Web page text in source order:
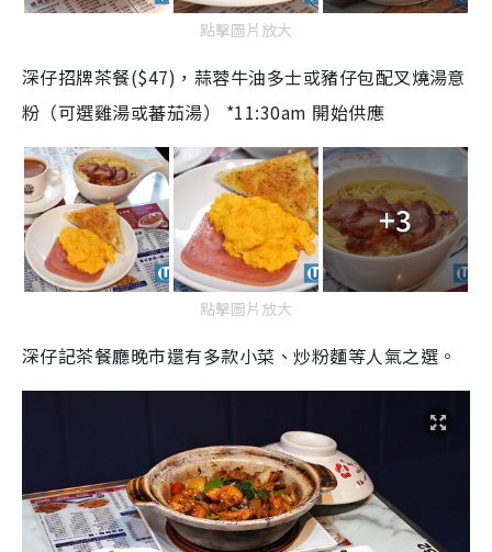
點擊圖片放大
深仔招牌茶餐($47)，蒜蓉牛油多士或豬仔包配叉燒湯意
粉（可選雞湯或蕃茄湯） *11:30am 開始供應
+3
點擊圖片放大
深仔記茶餐廳晚市還有多款小菜、炒粉麵等人氣之選。